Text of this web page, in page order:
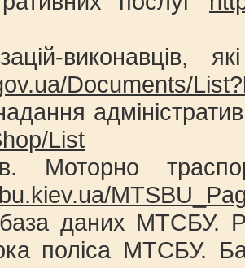
виконавців,
Documents/
List
Моторно
даних МТСБУ.
поліса МТСБУ.